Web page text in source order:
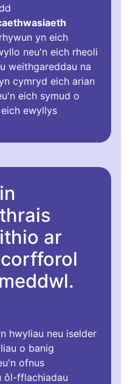
yn eich
neu'n eich rheoli
weithgareddau na
cymryd eich arian
eich symud o
ewyllys
ar
hwyliau neu iselder
o banig
ofnus
ôl-fflachiadau